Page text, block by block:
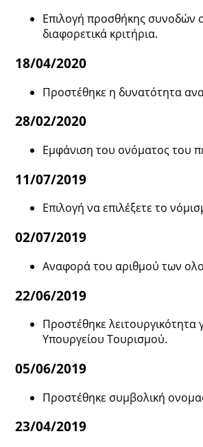
Επιλογή προσθήκης συνοδών
διαφορετικά κριτήρια.
18/04/2020
Προστέθηκε η δυνατότητα
28/02/2020
Εμφάνιση του ονόματος του
11/07/2019
Επιλογή να επιλέξετε το
02/07/2019
Αναφορά του αριθμού των
22/06/2019
Προστέθηκε
Υπουργείου Τουρισμού.
05/06/2019
Προστέθηκε συμβολική
23/04/2019